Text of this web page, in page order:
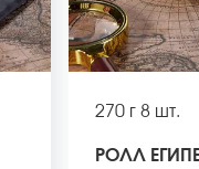
270 г 8 шт.
РОЛЛ